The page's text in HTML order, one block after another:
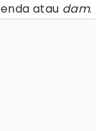
atau dam.